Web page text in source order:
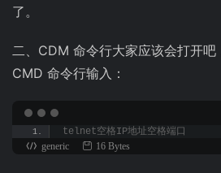
了。
二、CDM 命令行大家应该会打开
CMD 命令行输入：
telnet空格IP地址空格端口
generic
16 Bytes